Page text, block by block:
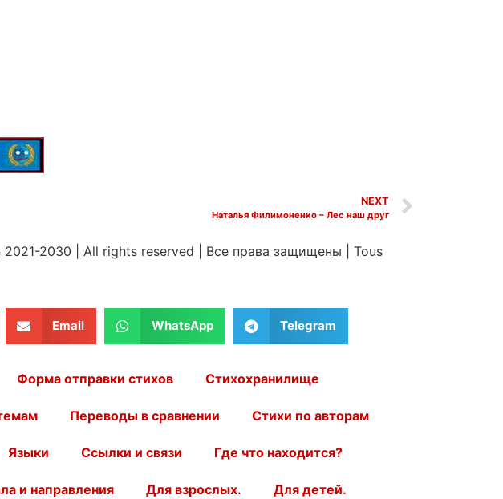
NEXT
Наталья Филимоненко – Лес наш друг
2030 All rights reserved Все права защищены
Tous
Email WhatsApp Telegram
Форма отправки стихов Стихохранилище
Переводы в сравнении Стихи по авторам
Языки Ссылки и связи Где что находится?
и направления Для взрослых. Для детей.